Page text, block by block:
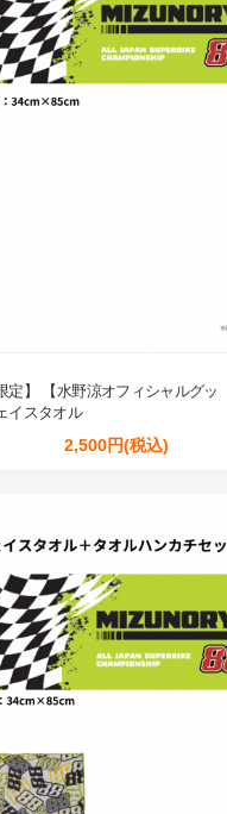
定】 【水野涼オフィシャルグッ
イスタオル
2,500円(税込)